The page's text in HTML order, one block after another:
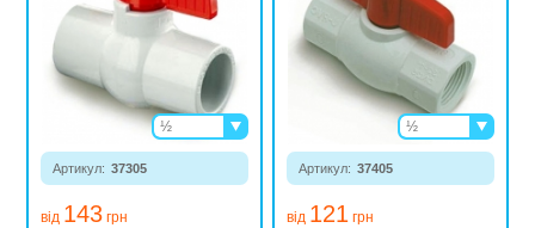
Артикул: 37305
від 143 грн
½
1¼
Артикул: 37405
від 121 грн
½